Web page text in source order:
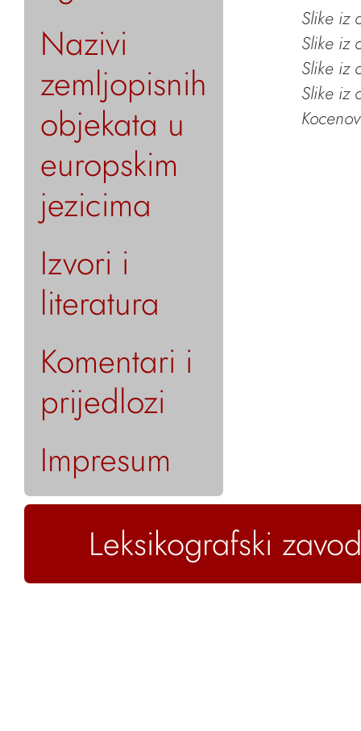
Nazivi
zemljopisnih
objekata u
europskim
jezicima
Izvori i
literatura
Komentari i
prijedlozi
Impresum
Slike iz
Slike iz
Slike iz
Slike iz
Leksikografski